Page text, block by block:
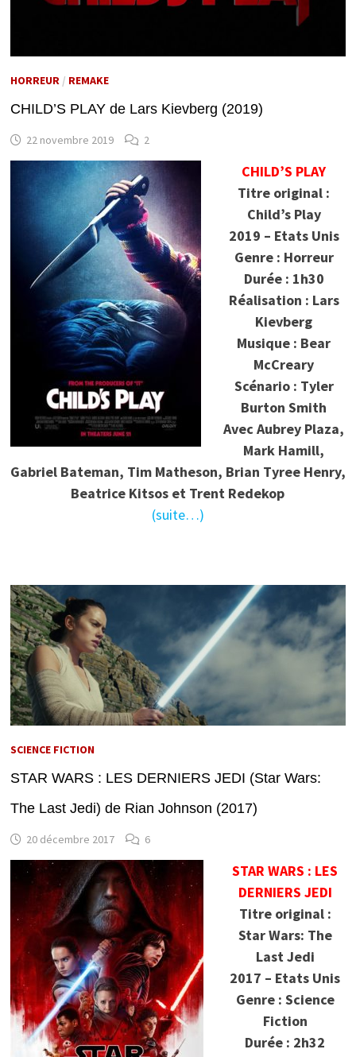
HORREUR/ REMAKE
CHILD’S PLAY de Lars Kievberg (2019)
22 novembre 2019 2
CHILD’S PLAY
Titre original :
Child’s Play
2019 – Etats Unis
Genre : Horreur
Durée : 1h30
Réalisation : Lars
Kievberg
Musique : Bear
McCreary
Scénario : Tyler
Burton Smith
Avec Aubrey Plaza,
Mark Hamill,
Gabriel Bateman, Tim Matheson, Brian Tyree Henry,
Beatrice Kitsos et Trent Redekop
(suite…)
SCIENCE FICTION
STAR WARS : LES DERNIERS JEDI (Star Wars:
The Last Jedi) de Rian Johnson (2017)
20 décembre 2017 6
STAR WARS : LES
DERNIERS JEDI
Titre original :
Star Wars: The
Last Jedi
2017 – Etats Unis
Genre : Science
Fiction
Durée : 2h32